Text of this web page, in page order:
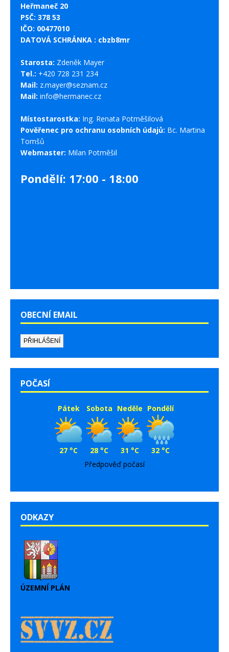
Heřmaneč 20
PSČ: 378 53
IČO: 00477010
DATOVÁ SCHRÁNKA : cbzb8mr
Starosta: Zdeněk Mayer
Tel.: +420 728 231 234
Mail: z.mayer@seznam.cz
Mail: info@hermanec.cz
Místostarostka: Ing. Renata Potměšilová
Pověřenec pro ochranu osobních údajů: Bc. Martina
Tomšů
Webmaster: Milan Potměšil
Pondělí: 17:00 - 18:00
OBECNÍ EMAIL
POČASÍ
Pátek
27 °C
Sobota
28 °C
Neděle
31 °C
Pondělí
32 °C
Předpověď počasí
ODKAZY
ÚZEMNÍ PLÁN